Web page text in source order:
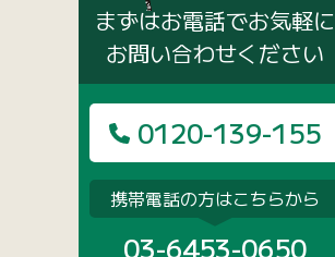
まずはお電話でお気軽に
お問い合わせください
0120-139-155
携帯電話の方はこちらから
03-6453-0650